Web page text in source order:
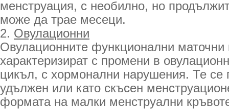
менструация, с необилно, но
може да трае месеци.
2. Овулационни
Овулационните функционални маточни
характеризират с промени в
цикъл, с хормонални нарушения. Те се
удължен или като скъсен
формата на малки менструални